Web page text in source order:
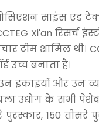
साइंस एंड
Xi'an रिसर्च
टीम शामिल थी।
उच्च बनाता है।
इकाइयों और उन
उद्योग के सभी
150 तीसरे